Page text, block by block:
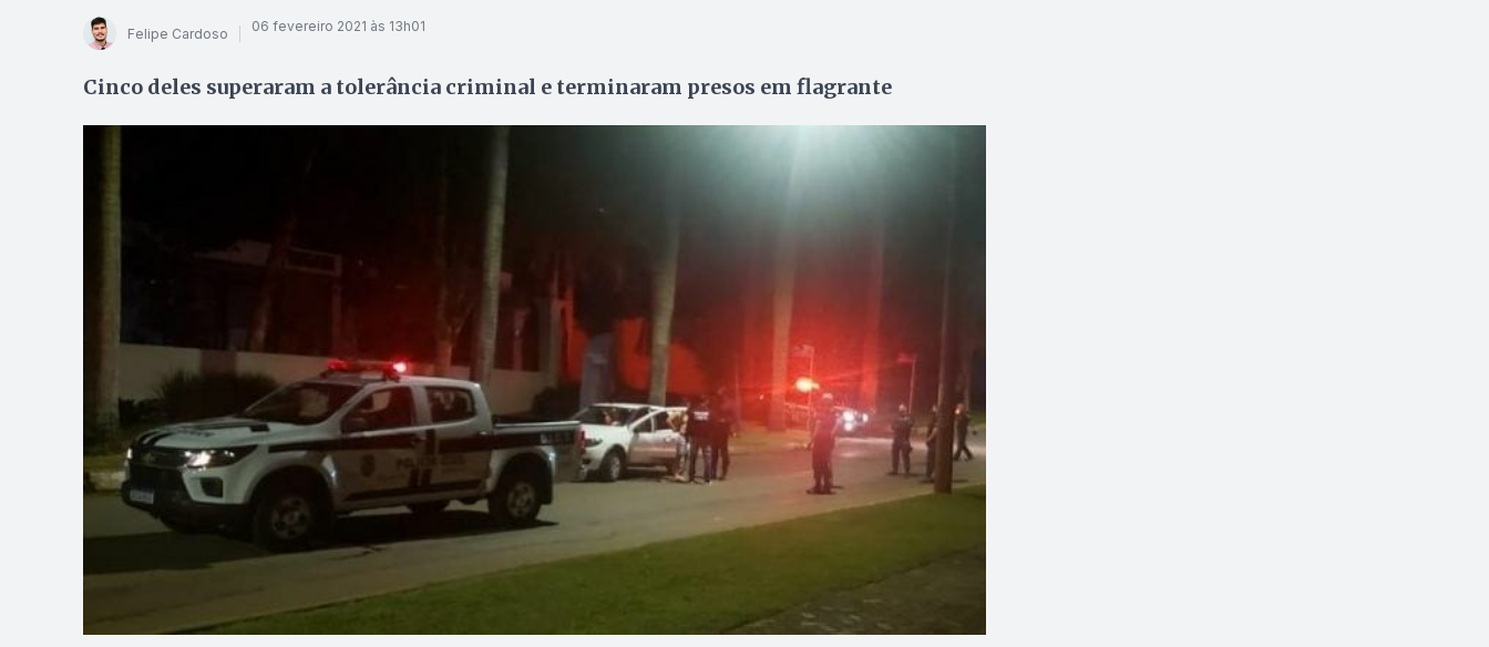
Felipe Cardoso 06 fevereiro 2021 às 13h01
Cinco deles superaram a tolerância criminal e terminaram presos em flagrante